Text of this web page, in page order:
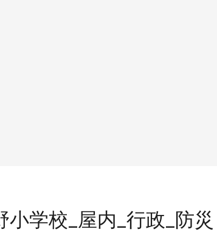
学校_屋内_行政_防災